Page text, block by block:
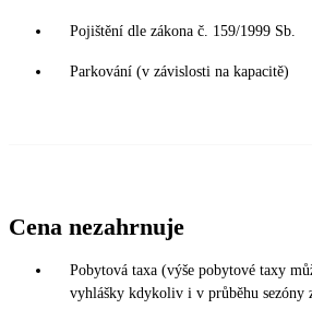
Pojištění dle zákona č. 159/1999 Sb.
Parkování (v závislosti na kapacitě)
Cena nezahrnuje
Pobytová taxa (výše pobytové taxy
vyhlášky kdykoliv i v průběhu sezóny